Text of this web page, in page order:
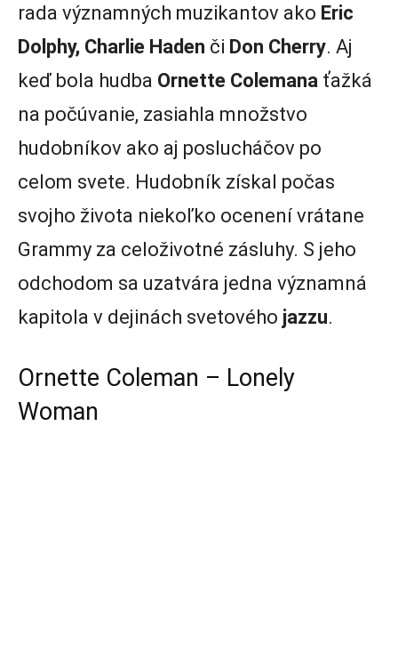
rada významných muzikantov ako Eric
Dolphy, Charlie Haden či Don Cherry. Aj
keď bola hudba Ornette Colemana ťažká
na počúvanie, zasiahla množstvo
hudobníkov ako aj poslucháčov po
celom svete. Hudobník získal počas
svojho života niekoľko ocenení vrátane
Grammy za celoživotné zásluhy. S jeho
odchodom sa uzatvára jedna významná
kapitola v dejinách svetového jazzu.
Ornette Coleman – Lonely
Woman